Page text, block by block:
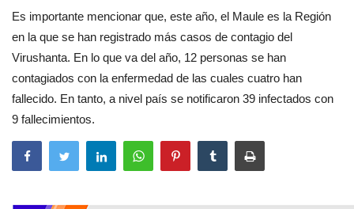
Es importante mencionar que, este año, el Maule es la Región
en la que se han registrado más casos de contagio del
Virushanta. En lo que va del año, 12 personas se han
contagiados con la enfermedad de las cuales cuatro han
fallecido. En tanto, a nivel país se notificaron 39 infectados con
9 fallecimientos.